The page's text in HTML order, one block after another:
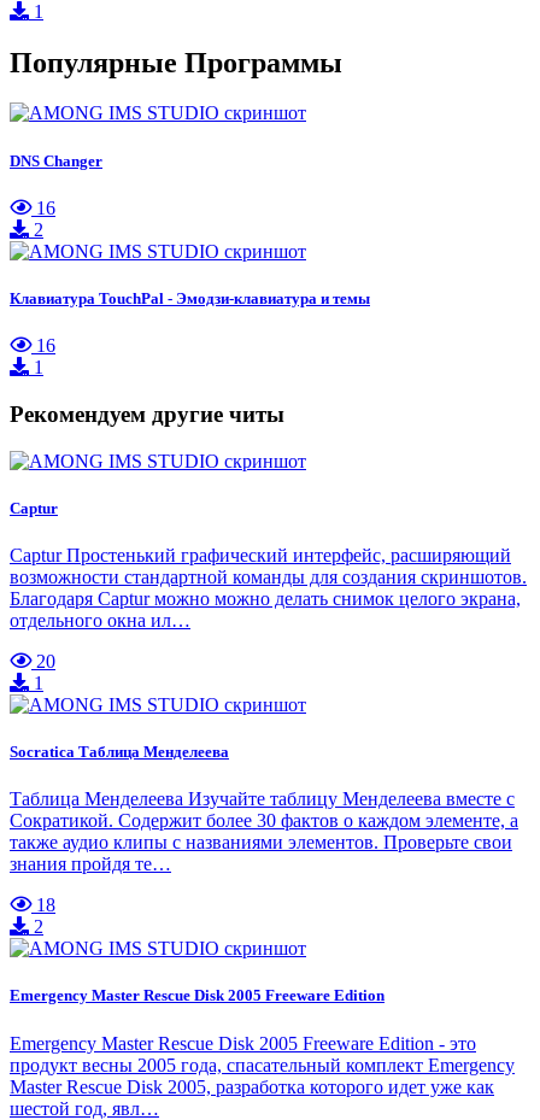
1
Популярные Программы
DNS Changer
16
2
Клавиатура TouchPal - Эмодзи-клавиатура и темы
16
1
Рекомендуем другие читы
Captur
Captur Простенький графический интерфейс, расширяющий
возможности стандартной команды для создания скриншотов.
Благодаря Captur можно можно делать снимок целого экрана,
отдельного окна ил…
20
1
Socratica Таблица Менделеева
Таблица Менделеева Изучайте таблицу Менделеева вместе с
Сократикой. Содержит более 30 фактов о каждом элементе, а
также аудио клипы с названиями элементов. Проверьте свои
знания пройдя те…
18
2
Emergency Master Rescue Disk 2005 Freeware Edition
Emergency Master Rescue Disk 2005 Freeware Edition - это
продукт весны 2005 года, спасательный комплект Emergency
Master Rescue Disk 2005, разработка которого идет уже как
шестой год, явл…